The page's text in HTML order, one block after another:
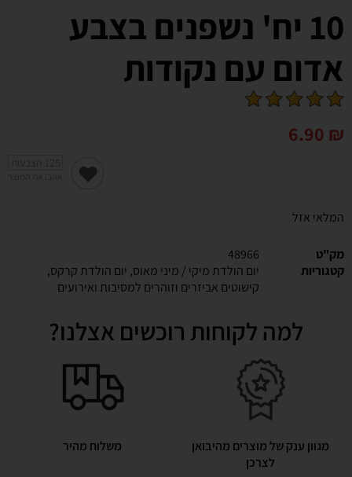
10 יח' נשפנים בצבע
אדום עם נקודות
6.90 ₪
המלאי אזל
מק"ט
48966
קטגוריות
יום הולדת מיקי / מיני מאוס, יום הולדת קרקס,
קישוטים אביזרים וזוהרים למסיבות ואירועים
למה לקוחות רוכשים אצלנו?
מגוון ענק של מוצרים מהיבואן
לצרכן
משלוח מהיר